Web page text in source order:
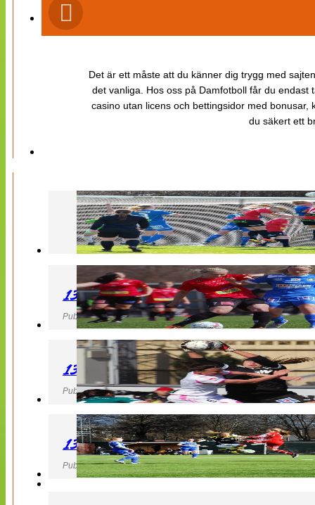
Det är ett måste att du känner dig trygg med
det vanliga. Hos oss på Damfotboll får du
casino utan licens och bettingsidor med
du säkert ett
130427 LB 07 – QBIK
Publicerad 27 April 2013, 22:40
130427 IF Limhamn Bunkeflo – QBIK
Publicerad 27 April 2013, 21:10
130427 LdB FC Malmö – Mallbackens IF
Publicerad 27 April 2013, 20:54